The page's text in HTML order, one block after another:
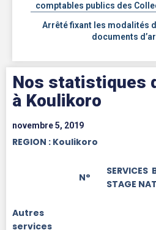
comptables publics des
Arrêté fixant les modalités
documents
Nos statistiques
à Koulikoro
novembre 5, 2019
REGION : Koulikoro
N°
SERVICES
STAGE
Autres
services